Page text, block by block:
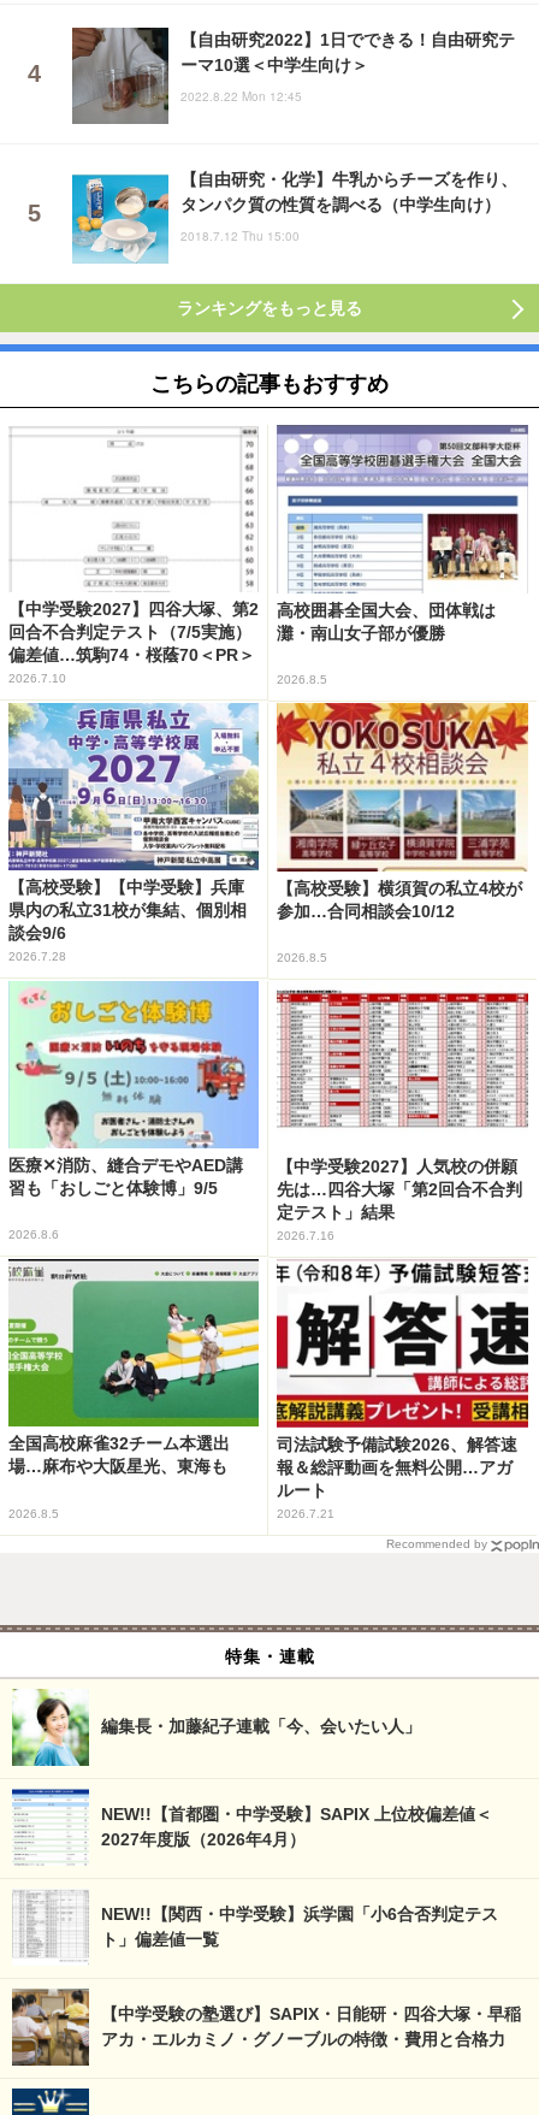
【自由研究2022】1日でできる！自由研究テ
ーマ10選＜中学生向け＞
2022.8.22 Mon 12:45
【自由研究・化学】牛乳からチーズを作り、
タンパク質の性質を調べる（中学生向け）
2018.7.12 Thu 15:00
ランキングをもっと見る
こちらの記事もおすすめ
【中学受験2027】四谷大塚、第2
回合不合判定テスト（7/5実施）
偏差値…筑駒74・桜蔭70＜PR＞
2026.7.10
高校囲碁全国大会、団体戦は
灘・南山女子部が優勝
2026.8.5
【高校受験】【中学受験】兵庫
県内の私立31校が集結、個別相
談会9/6
2026.7.28
【高校受験】横須賀の私立4校が
参加…合同相談会10/12
2026.8.5
医療✕消防、縫合デモやAED講
習も「おしごと体験博」9/5
2026.8.6
【中学受験2027】人気校の併願
先は…四谷大塚「第2回合不合判
定テスト」結果
2026.7.16
全国高校麻雀32チーム本選出
場…麻布や大阪星光、東海も
2026.8.5
司法試験予備試験2026、解答速
報＆総評動画を無料公開…アガ
ルート
2026.7.21
Recommended by
特集・連載
編集長・加藤紀子連載「今、会いたい人」
NEW!!【首都圏・中学受験】SAPIX 上位校偏差値＜
2027年度版（2026年4月）
NEW!!【関西・中学受験】浜学園「小6合否判定テス
ト」偏差値一覧
【中学受験の塾選び】SAPIX・日能研・四谷大塚・早稲
アカ・エルカミノ・グノーブルの特徴・費用と合格力